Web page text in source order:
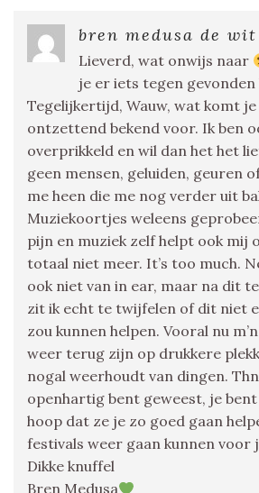
bren medusa de wit
Lieverd, wat onwijs naar
je er iets tegen gevonden
Tegelijkertijd, Wauw, wat komt je
ontzettend bekend voor. Ik ben
overprikkeld en wil dan het het
geen mensen, geluiden, geuren
me heen die me nog verder uit
Muziekoortjes weleens
pijn en muziek zelf helpt ook mij
totaal niet meer. It’s too much.
ook niet van in ear, maar na dit
zit ik echt te twijfelen of dit niet
zou kunnen helpen. Vooral nu
weer terug zijn op drukkere
nogal weerhoudt van dingen.
openhartig bent geweest, je
hoop dat ze je zo goed gaan
festivals weer gaan kunnen voor
Dikke knuffel
Bren Medusa